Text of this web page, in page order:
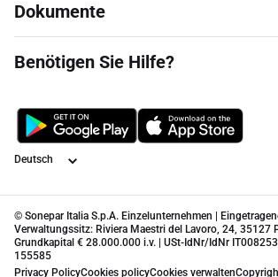
Dokumente
Benötigen Sie Hilfe?
Sprache
© Sonepar Italia S.p.A. Einzelunternehmen |
Verwaltungssitz: Riviera Maestri del Lavoro, 24, 35127
Grundkapital € 28.000.000 i.v. | USt-IdNr/IdNr
155585
Privacy PolicyCookies policyCookies verwalten